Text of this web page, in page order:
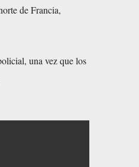
de Francia,
una vez que los